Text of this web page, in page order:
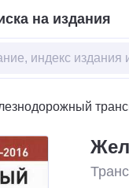
на издания